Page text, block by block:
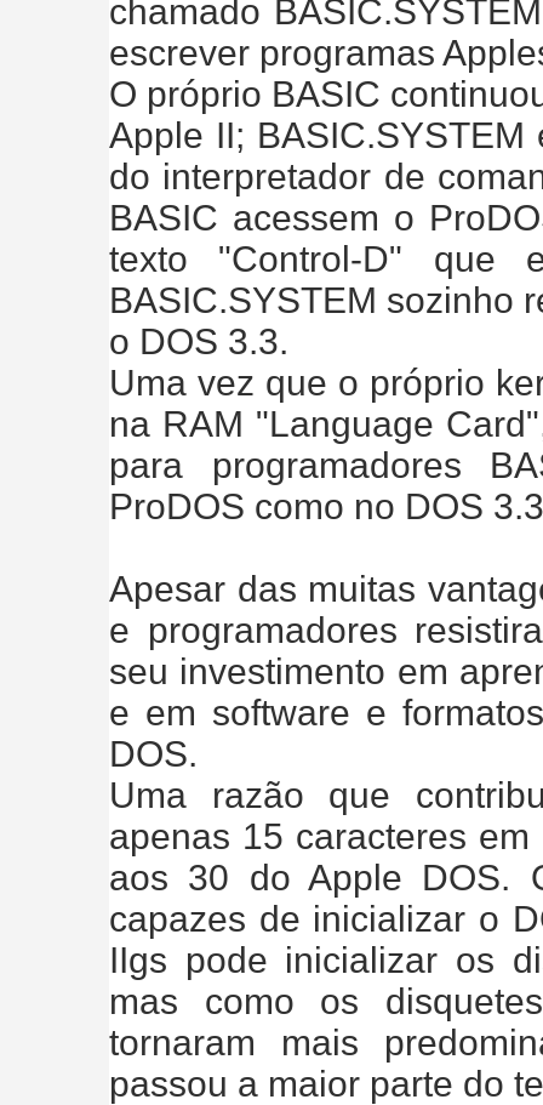
chamado
escrever programas
O próprio BASIC
Apple II;
do interpretador de
BASIC acessem o
texto "Control-D" que
BASIC.SYSTEM sozinho
o DOS 3.3.
Uma vez que o próprio
na RAM "Language
para programadores
ProDOS como no DOS
Apesar das muitas
e programadores
seu investimento em
e em software e
DOS.
Uma razão que
apenas 15 caracteres
aos 30 do Apple DOS.
capazes de inicializar o
IIgs pode inicializar os
mas como os
tornaram mais
passou a maior parte do